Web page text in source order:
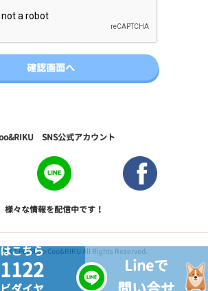
こちら
Lineで
SNS公式アカウント
様々な情報を配信中です！
PetShop Coo&RIKU All Rights Reserved.